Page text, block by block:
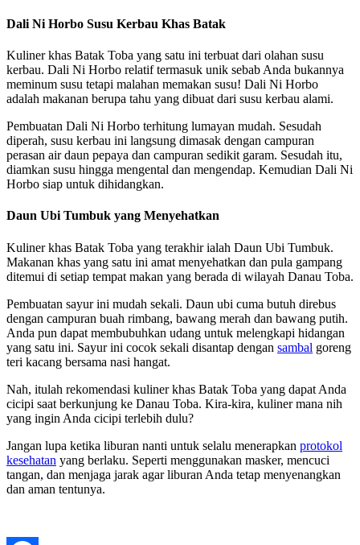
Dali Ni Horbo Susu Kerbau Khas Batak
Kuliner khas Batak Toba yang satu ini terbuat dari olahan susu
kerbau. Dali Ni Horbo relatif termasuk unik sebab Anda bukannya
meminum susu tetapi malahan memakan susu! Dali Ni Horbo
adalah makanan berupa tahu yang dibuat dari susu kerbau alami.
Pembuatan Dali Ni Horbo terhitung lumayan mudah. Sesudah
diperah, susu kerbau ini langsung dimasak dengan campuran
perasan air daun pepaya dan campuran sedikit garam. Sesudah itu,
diamkan susu hingga mengental dan mengendap. Kemudian Dali Ni
Horbo siap untuk dihidangkan.
Daun Ubi Tumbuk yang Menyehatkan
Kuliner khas Batak Toba yang terakhir ialah Daun Ubi Tumbuk.
Makanan khas yang satu ini amat menyehatkan dan pula gampang
ditemui di setiap tempat makan yang berada di wilayah Danau Toba.
Pembuatan sayur ini mudah sekali. Daun ubi cuma butuh direbus
dengan campuran buah rimbang, bawang merah dan bawang putih.
Anda pun dapat membubuhkan udang untuk melengkapi hidangan
yang satu ini. Sayur ini cocok sekali disantap dengan sambal goreng
teri kacang bersama nasi hangat.
Nah, itulah rekomendasi kuliner khas Batak Toba yang dapat Anda
cicipi saat berkunjung ke Danau Toba. Kira-kira, kuliner mana nih
yang ingin Anda cicipi terlebih dulu?
Jangan lupa ketika liburan nanti untuk selalu menerapkan protokol
kesehatan yang berlaku. Seperti menggunakan masker, mencuci
tangan, dan menjaga jarak agar liburan Anda tetap menyenangkan
dan aman tentunya.